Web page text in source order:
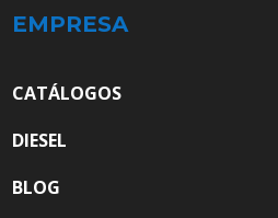
EMPRESA
CATÁLOGOS
DIESEL
BLOG